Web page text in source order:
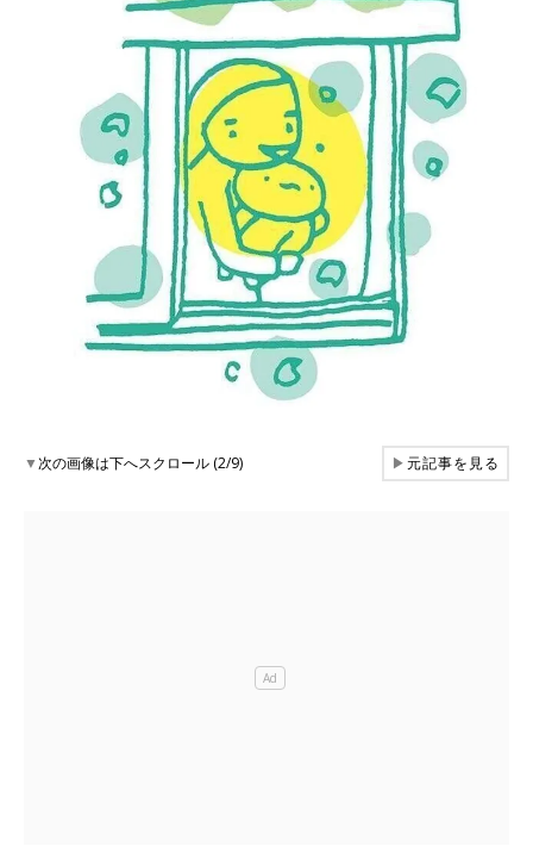
▼次の画像は下へスクロール (2/9) ▶元記事を見る